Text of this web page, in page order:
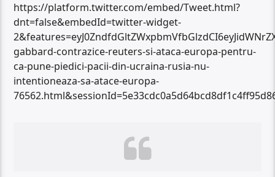
https://platform.twitter.com/embed/Tweet.html?
dnt=false&embedId=twitter-widget-
gabbard-contrazice-reuters-si-ataca-europa-pentru-
ca-pune-piedici-pacii-din-ucraina-rusia-nu-
intentioneaza-sa-atace-europa-